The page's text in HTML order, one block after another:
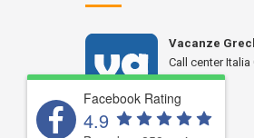
Vacanze
Call center
N° L 17359
Facebook Rating
4.9